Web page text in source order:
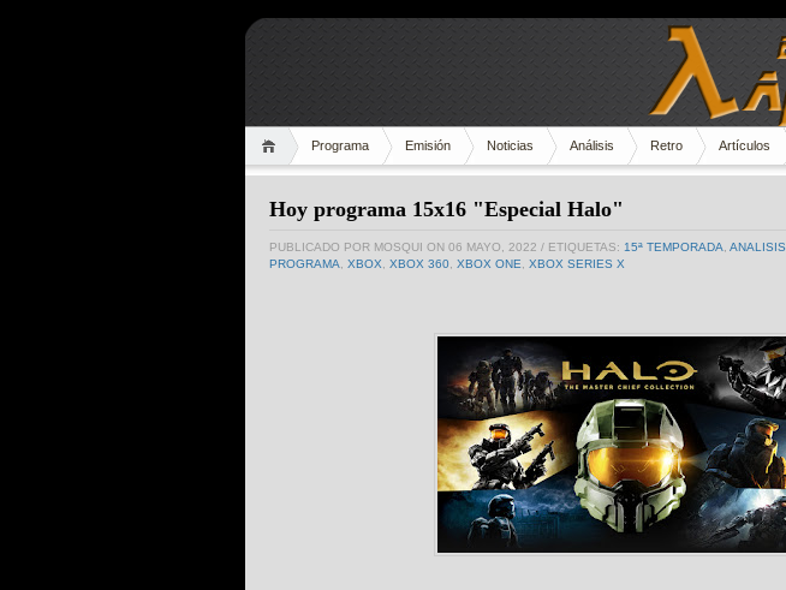
Programa Emisión Noticias Análisis Retro Artículos
Hoy programa 15x16 "Especial Halo"
PUBLICADO POR MOSQUI ON 06 MAYO, 2022 / ETIQUETAS: 15ª TEMPORADA ANALISIS
PROGRAMA
XBOX XBOX 360 XBOX ONE XBOX SERIES X